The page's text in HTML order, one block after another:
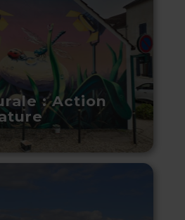
: Action